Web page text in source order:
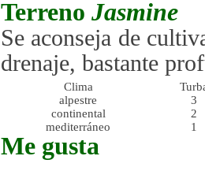
Terreno Jasmine
Se aconseja de
drenaje, bastante
Clima
alpestre
3
continental
2
mediterráneo
1
Me gusta